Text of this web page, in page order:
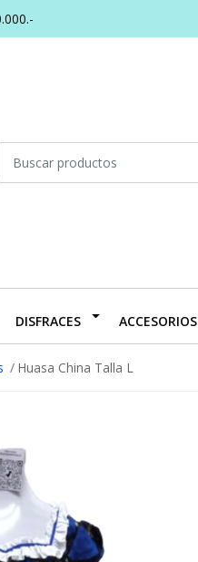
DISFRACES ACCESORIOS
Huasa China Talla L